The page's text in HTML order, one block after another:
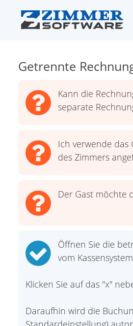
Getrennte
Kann die
separate
Ich verwende das
des Zimmers
Der Gast möchte
Öffnen Sie die
vom
Klicken Sie auf das "x"
Daraufhin wird die